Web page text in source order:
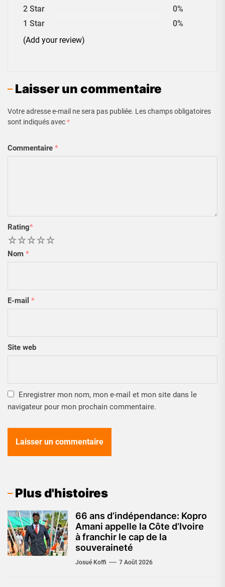
2 Star
0%
1 Star
0%
(Add your review)
Laisser un commentaire
Votre adresse e-mail ne sera pas publiée. Les champs obligatoires
sont indiqués avec*
Commentaire *
Rating*
5
4
3
2
Nom *
E-mail *
Site web
Enregistrer mon nom, mon e-mail et mon site dans le
navigateur pour mon prochain commentaire.
Plus d'histoires
66 ans d’indépendance: Kopro
Amani appelle la Côte d’Ivoire
à franchir le cap de la
souveraineté
Josué Koffi 7 Août 2026